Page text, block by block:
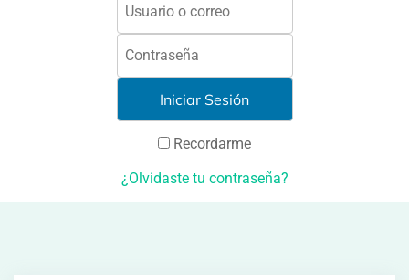
Recordarme
¿Olvidaste tu contraseña?